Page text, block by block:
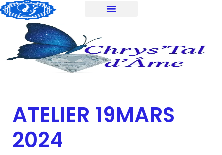
Aller
au
contenu
ATELIER 19MARS
2024